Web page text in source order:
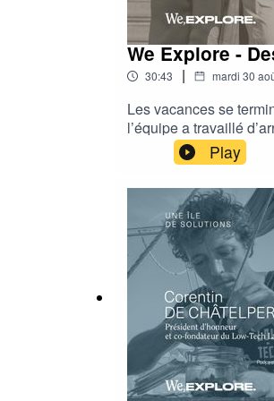
We Explore -
30:43 | mardi 30
Les vacances se
l’équipe a travaillé
Bilou, nous raconte
Puis nous irons à la
l’entreprise
dire que qu’ à partir
Play